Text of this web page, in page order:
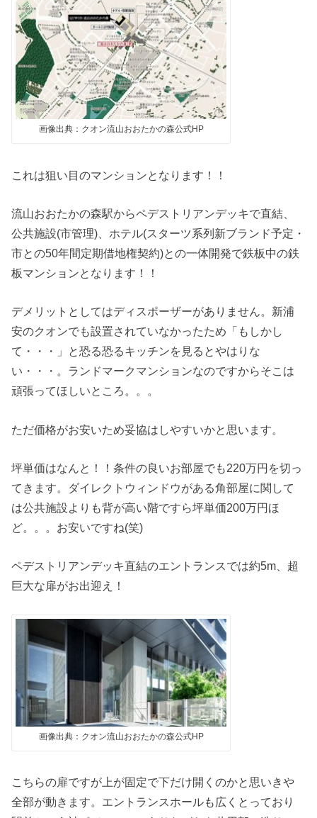
画像出典：クオン流山おおたかの森公式HP
これは狙い目のマンションとなります！！
流山おおたかの森駅からペデストリアンデッキで直結、
公共施設(市管理)、ホテル(スターツ系列新ブランド予定・
市との50年間定期借地権契約)との一体開発で鉄板中の鉄
板マンションとなります！！
デメリットとしてはディスポーザーがありません。新浦
安のクオンでも設置されていなかったため「もしかし
て・・・」と恐る恐るキッチンを見るとやはりな
い・・・。ランドマークマンションなのですからそこは
頑張ってほしいところ。。。
ただ価格がお安いため妥協はしやすいかと思います。
坪単価はなんと！！条件の良いお部屋でも220万円を切っ
てきます。ダイレクトウィンドウがある角部屋に関して
は公共施設よりも背が高い階ですら坪単価200万円ほ
ど。。。お安いですね(笑)
ペデストリアンデッキ直結のエントランスでは約5m、超
巨大な扉がお出迎え！
画像出典：クオン流山おおたかの森公式HP
こちらの扉ですが上が固定で下だけ開くのかと思いきや
全部が動きます。エントランスホールも広くとっており